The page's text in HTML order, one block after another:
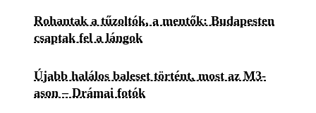
Rohantak a tűzoltók, a mentők: Budapesten
csaptak fel a lángok
Újabb halálos baleset történt, most az M3-
ason – Drámai fotók